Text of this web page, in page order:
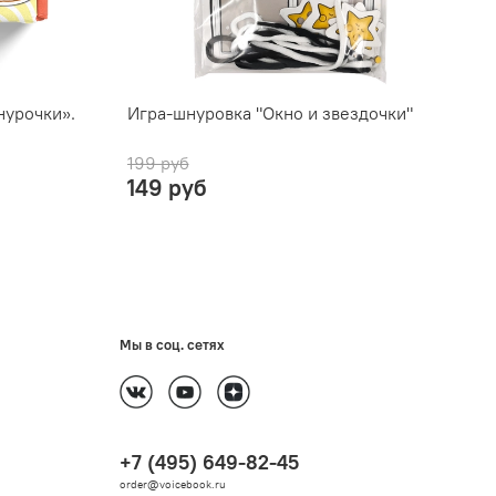
Игра-шнуровка "Окно и звездочки"
199 руб
149 руб
Мы в соц. сетях
+7 (495) 649-82-45
order@voicebook.ru